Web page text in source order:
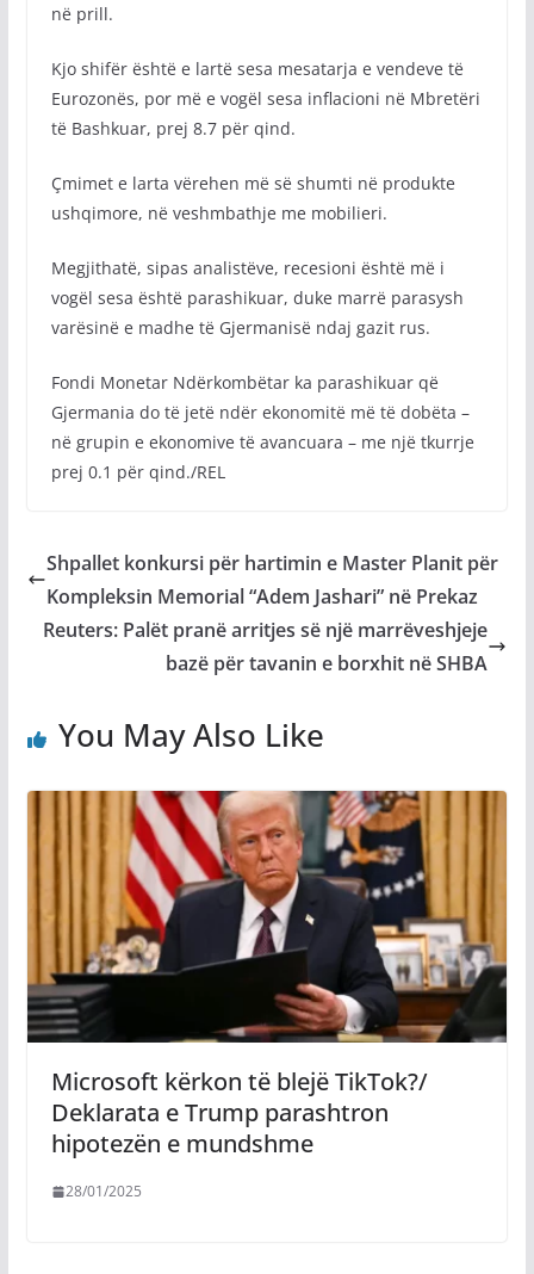
në prill.
Kjo shifër është e lartë sesa mesatarja e vendeve të
Eurozonës, por më e vogël sesa inflacioni në Mbretëri
të Bashkuar, prej 8.7 për qind.
Çmimet e larta vërehen më së shumti në produkte
ushqimore, në veshmbathje me mobilieri.
Megjithatë, sipas analistëve, recesioni është më i
vogël sesa është parashikuar, duke marrë parasysh
varësinë e madhe të Gjermanisë ndaj gazit rus.
Fondi Monetar Ndërkombëtar ka parashikuar që
Gjermania do të jetë ndër ekonomitë më të dobëta –
në grupin e ekonomive të avancuara – me një tkurrje
prej 0.1 për qind./REL
Shpallet konkursi për hartimin e Master Planit për
Kompleksin Memorial “Adem Jashari” në Prekaz
Reuters: Palët pranë arritjes së një marrëveshjeje
bazë për tavanin e borxhit në SHBA
You May Also Like
Microsoft kërkon të blejë TikTok?/
Deklarata e Trump parashtron
hipotezën e mundshme
28/01/2025